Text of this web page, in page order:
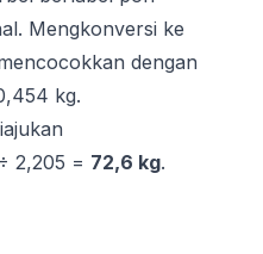
Mengkonversi ke
dengan
kg.
2,205 = 72,6 kg.